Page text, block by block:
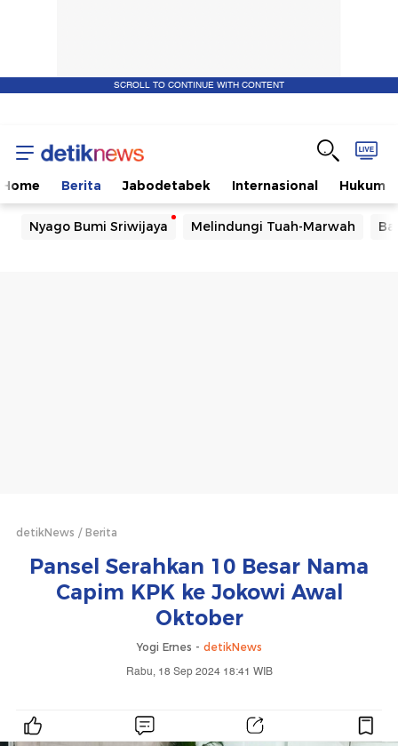
SCROLL TO CONTINUE WITH CONTENT
Home Berita Jabodetabek Internasional Hukum
Nyago Bumi Sriwijaya Melindungi Tuah-Marwah
detikNews Berita
Pansel Serahkan 10 Besar Nama
Capim KPK ke Jokowi Awal
Oktober
Yogi Ernes - detikNews
Rabu, 18 Sep 2024 18:41 WIB